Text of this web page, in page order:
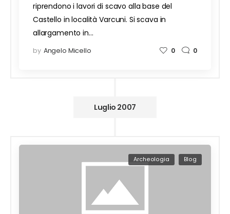
riprendono i lavori di scavo alla base del
Castello in località Varcuni. Si scava in
allargamento in…
by Angelo Micello 0 0
Luglio 2007
Archeologia Blog